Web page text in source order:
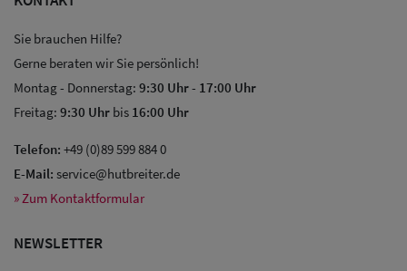
Sie brauchen Hilfe?
Gerne beraten wir Sie persönlich!
Montag - Donnerstag: 9:30 Uhr- 17:00 Uhr
Freitag: 9:30 Uhr bis 16:00 Uhr
Telefon: +49 (0)89 599 884 0
E-Mail: service@hutbreiter.de
» Zum Kontaktformular
NEWSLETTER